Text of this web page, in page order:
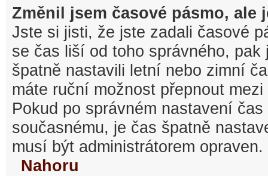
Změnil jsem časové pásmo, ale
Jste si jisti, že jste zadali časové
se čas liší od toho správného, pak
špatně nastavili letní nebo zimní
máte ruční možnost přepnout
Pokud po správném nastavení
současnému, je čas špatně
musí být administrátorem opraven.
Nahoru